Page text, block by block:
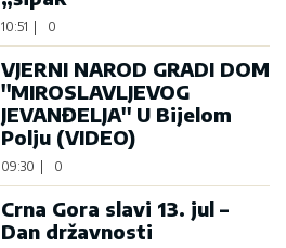
10:51 0
VJERNI NAROD GRADI DOM
''MIROSLAVLJEVOG
JEVANĐELJA'' U Bijelom
Polju (VIDEO)
09:30 0
Crna Gora slavi 13. jul –
Dan državnosti